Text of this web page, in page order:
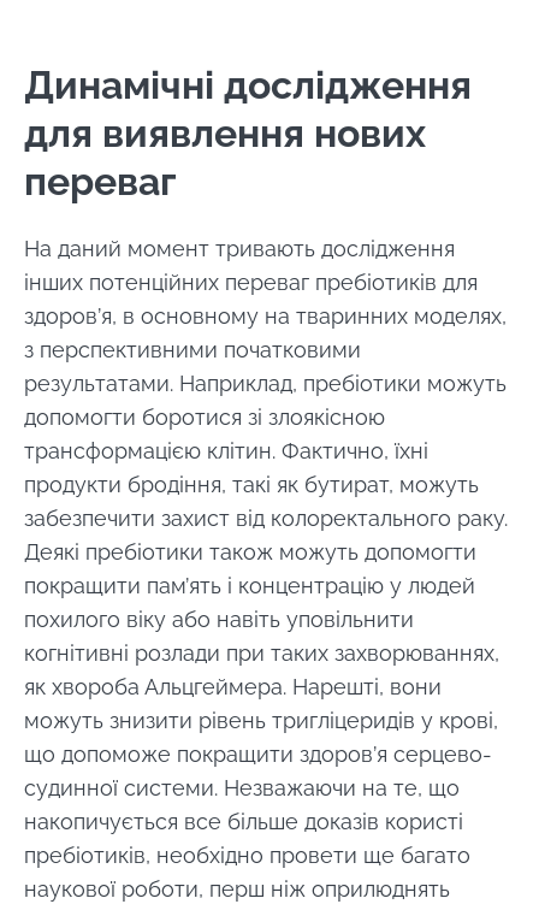
Динамічні дослідження
для виявлення нових
переваг
На даний момент тривають дослідження
інших потенційних переваг пребіотиків для
здоров’я, в основному на тваринних моделях,
з перспективними початковими
результатами. Наприклад, пребіотики можуть
допомогти боротися зі злоякісною
трансформацією клітин. Фактично, їхні
продукти бродіння, такі як бутират, можуть
забезпечити захист від колоректального раку.
Деякі пребіотики також можуть допомогти
покращити пам’ять і концентрацію у людей
похилого віку або навіть уповільнити
когнітивні розлади при таких захворюваннях,
як хвороба Альцгеймера. Нарешті, вони
можуть знизити рівень тригліцеридів у крові,
що допоможе покращити здоров’я серцево-
судинної системи. Незважаючи на те, що
накопичується все більше доказів користі
пребіотиків, необхідно провети ще багато
наукової роботи, перш ніж оприлюднять